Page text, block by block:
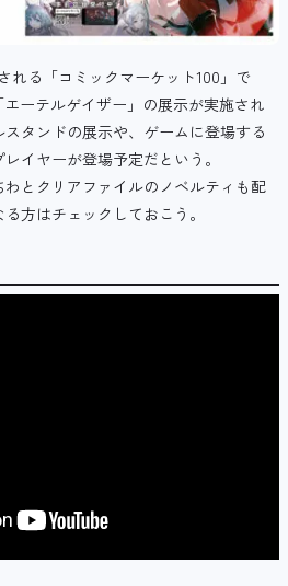
れる「コミックマーケット100」で
ーテルゲイザー」の展示が実施され
タンドの展示や、ゲームに登場する
イヤーが登場予定だという。
とクリアファイルのノベルティも配
方はチェックしておこう。